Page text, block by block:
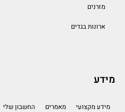
מזרנים
ארונות בגדים
מידע
מידע מקצועי מאמרים החשבון שלי